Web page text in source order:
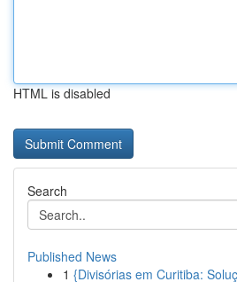
HTML is disabled
Search
Published News
1 {Divisórias em Curitiba: